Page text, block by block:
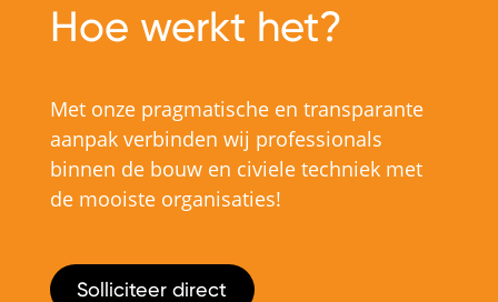
Hoe werkt het?
Met onze pragmatische en transparante
aanpak verbinden wij professionals
binnen de bouw en civiele techniek met
de mooiste organisaties!
Solliciteer direct